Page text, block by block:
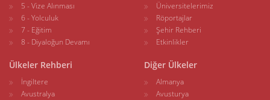
5 - Vize Alınması
6 - Yolculuk
7 - Eğitim
8 - Diyaloğun Devamı
Üniversitelerimiz
Röportajlar
Şehir Rehberi
Etkinlikler
Ülkeler Rehberi
İngiltere
Avustralya
Diğer Ülkeler
Almanya
Avusturya